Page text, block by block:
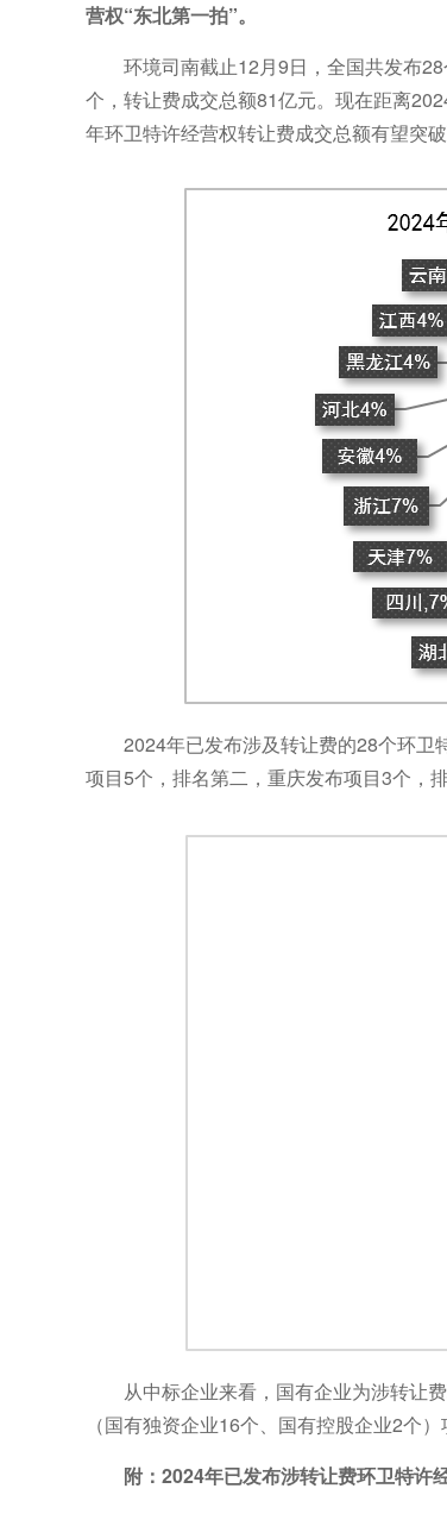
营权“东北第一拍”。
环境司南截止12月9日，全国共发布
个，转让费成交总额81亿元。现在距离
年环卫特许经营权转让费成交总额有望突
2024年已发布涉及转让费的28个环卫
项目5个，排名第二，重庆发布项目3个，
从中标企业来看，国有企业为涉转让
（国有独资企业16个、国有控股企业2个
附：2024年已发布涉转让费环卫特许